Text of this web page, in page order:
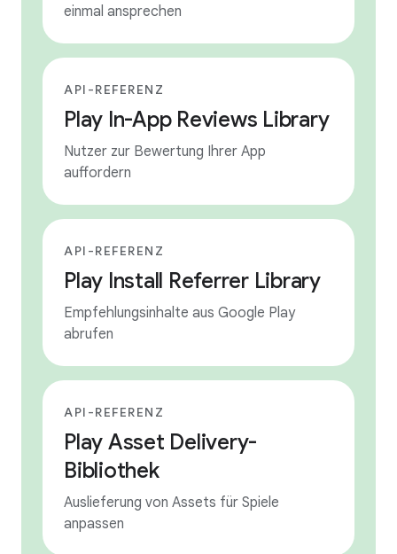
einmal ansprechen
API-REFERENZ
Play In-App Reviews Library
Nutzer zur Bewertung Ihrer App
auffordern
API-REFERENZ
Play Install Referrer Library
Empfehlungsinhalte aus Google Play
abrufen
API-REFERENZ
Play Asset Delivery-
Bibliothek
Auslieferung von Assets für Spiele
anpassen